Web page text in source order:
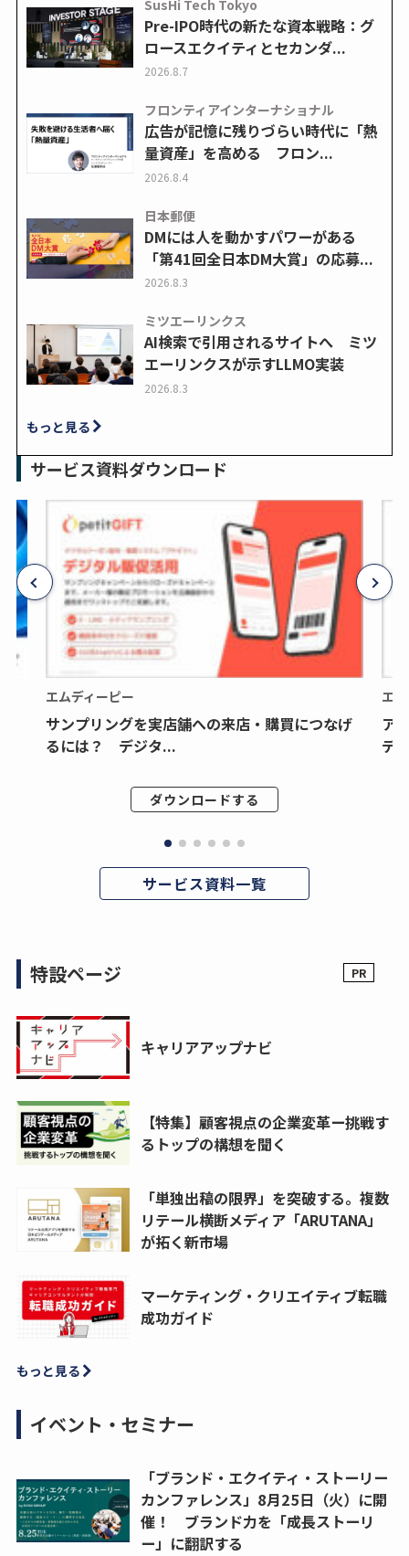
SusHi Tech Tokyo
Pre-IPO時代の新たな資本戦略：グ
ロースエクイティとセカンダ...
2026.8.7
フロンティアインターナショナル
広告が記憶に残りづらい時代に「熱
量資産」を高める フロン...
2026.8.4
日本郵便
DMには人を動かすパワーがある
「第41回全日本DM大賞」の応募...
2026.8.3
ミツエーリンクス
AI検索で引用されるサイトへ ミツ
エーリンクスが示すLLMO実装
2026.8.3
もっと見る
サービス資料ダウンロード
エムディーピー
サンプリングを実店舗への来店・購買につなげ
るには？ デジタ...
ダウンロードする
エ
ア
デ
サービス資料一覧
特設ページ
キャリアアップナビ
【特集】顧客視点の企業変革ー挑戦す
るトップの構想を聞く
「単独出稿の限界」を突破する。複数
リテール横断メディア「ARUTANA」
が拓く新市場
マーケティング・クリエイティブ転職
成功ガイド
もっと見る
イベント・セミナー
「ブランド・エクイティ・ストーリー
カンファレンス」8月25日（火）に開
催！ ブランド力を「成長ストーリ
ー」に翻訳する